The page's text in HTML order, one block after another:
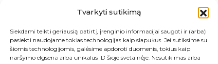
Tvarkyti sutikimą
Siekdami teikti geriausią patirtį, įrenginio informacijai saugoti ir (arba)
pasiekti naudojame tokias technologijas kaip slapukus. Jei sutiksime su
šiomis technologijomis, galėsime apdoroti duomenis, tokius kaip
naršymo elgsena arba unikalūs ID šioje svetainėje. Nesutikimas arba